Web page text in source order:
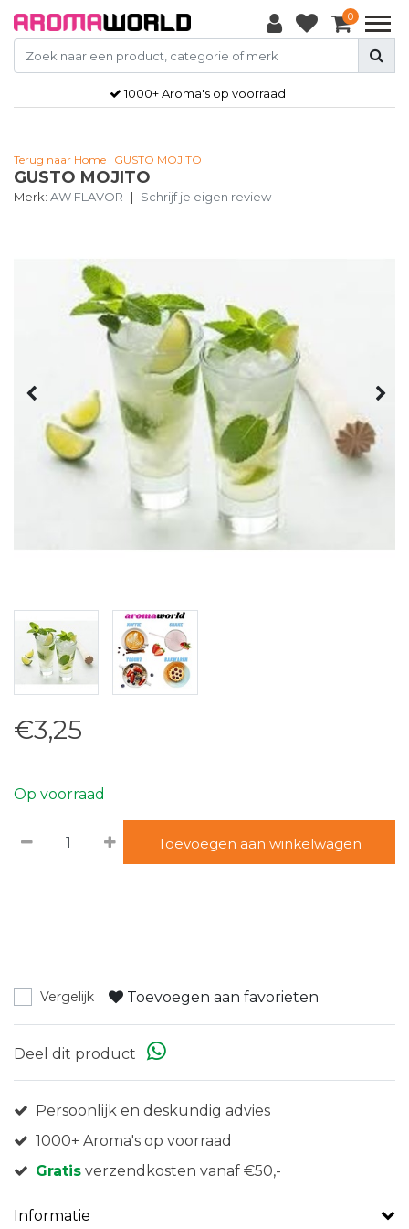
0
1000+ Aroma's op voorraad
Terug naar Home | GUSTO MOJITO
GUSTO MOJITO
Merk: AW FLAVOR | Schrijf je eigen review
€3,25
Op voorraad
Toevoegen aan winkelwagen
Vergelijk Toevoegen aan favorieten
Deel dit product
Persoonlijk en deskundig advies
1000+ Aroma's op voorraad
Gratis verzendkosten vanaf €50,-
Informatie